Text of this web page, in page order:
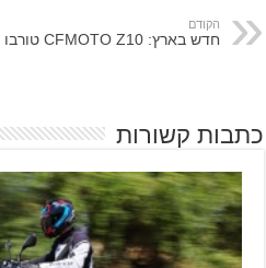
הקודם
חדש בארץ: CFMOTO Z10 טורבו
כתבות קשורות